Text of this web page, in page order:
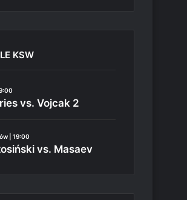
KSW
vs. Vojcak 2
| 19:00
vs. Masaev